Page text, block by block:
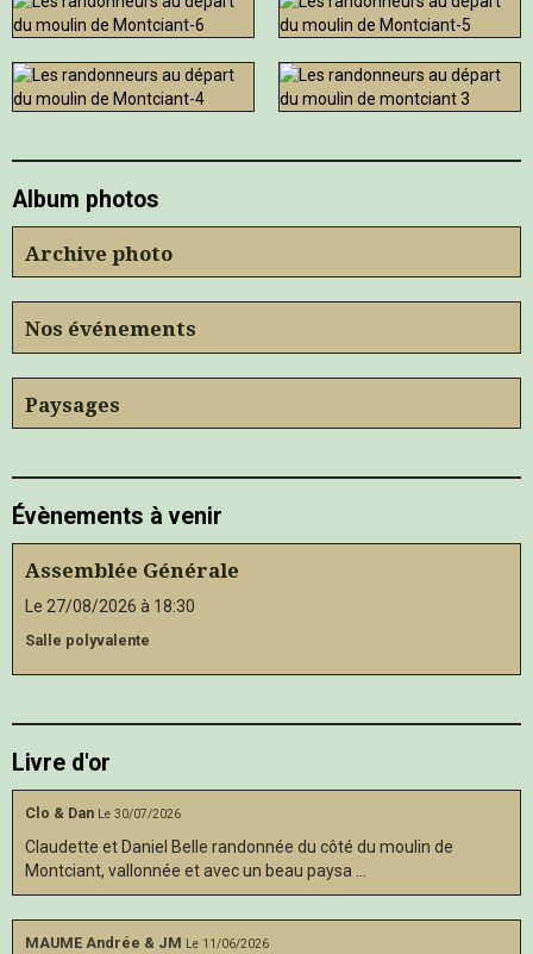
Album photos
Archive photo
Nos événements
Paysages
Évènements à venir
Assemblée Générale
Le 27/08/2026 à 18:30
Salle polyvalente
Livre d'or
Clo & Dan Le 30/07/2026
Claudette et Daniel Belle randonnée du côté du moulin de
Montciant, vallonnée et avec un beau paysa ...
MAUME Andrée & JM Le 11/06/2026